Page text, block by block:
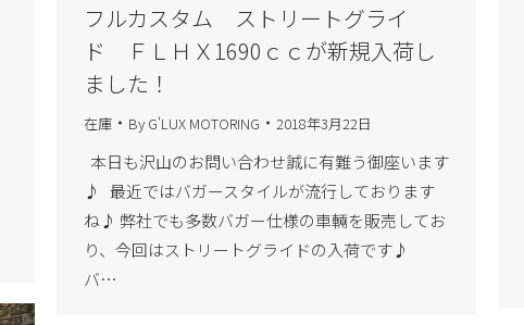
フルカスタム ストリートグライ
ド ＦＬＨＸ1690ｃｃが新規入荷し
ました！
在庫 By G'LUX MOTORING 2018年3月22日
本日も沢山のお問い合わせ誠に有難う御座います
♪ 最近ではバガースタイルが流行しております
ね♪ 弊社でも多数バガー仕様の車輛を販売してお
り、今回はストリートグライドの入荷です♪
バ…